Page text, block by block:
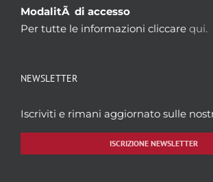
ModalitÃ di accesso
Per tutte le informazioni cliccare qui.
NEWSLETTER
Iscriviti e rimani aggiornato sulle
ISCRIZIONE NEWSLETTER